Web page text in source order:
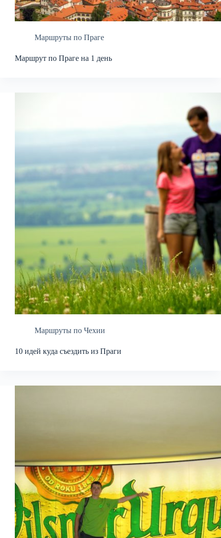
Маршруты по Праге
Маршрут по Праге на 1 день
Маршруты по Чехии
10 идей куда съездить из Праги